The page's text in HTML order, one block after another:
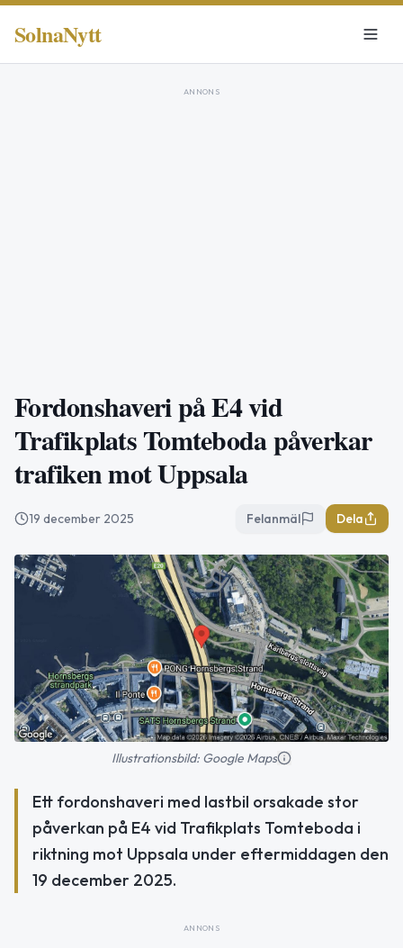
SolnaNytt
ANNONS
Fordonshaveri på E4 vid
Trafikplats Tomteboda påverkar
trafiken mot Uppsala
19 december 2025 Felanmäl Dela
Illustrationsbild: Google Maps
Ett fordonshaveri med lastbil orsakade stor
påverkan på E4 vid Trafikplats Tomteboda i
riktning mot Uppsala under eftermiddagen den
19 december 2025.
ANNONS